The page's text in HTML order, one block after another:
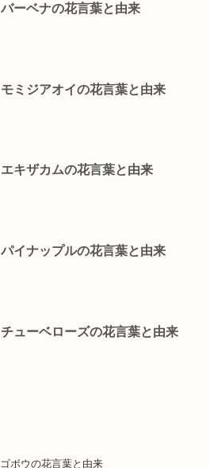
バーベナの花言葉と由来
モミジアオイの花言葉と由来
エキザカムの花言葉と由来
パイナップルの花言葉と由来
チューベローズの花言葉と由来
ゴボウの花言葉と由来